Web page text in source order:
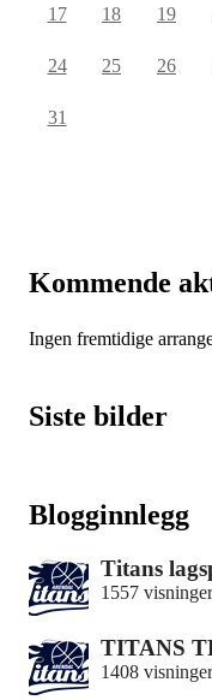
17 18 19
24 25 26
31
Kommende
Ingen fremtidige
Siste bilder
Blogginnlegg
Titans
1557 visninger
TITANS
1408 visninger